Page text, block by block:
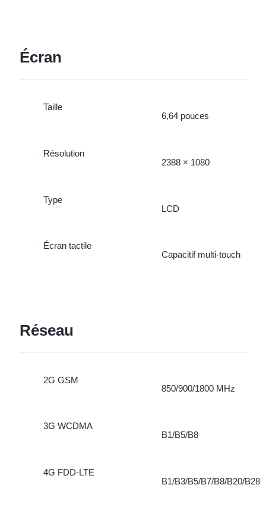
Écran
Taille
6,64 pouces
Résolution
2388 × 1080
Type
LCD
Écran tactile
Capacitif multi-touch
Réseau
2G GSM
850/900/1800 MHz
3G WCDMA
B1/B5/B8
4G FDD-LTE
B1/B3/B5/B7/B8/B20/B28